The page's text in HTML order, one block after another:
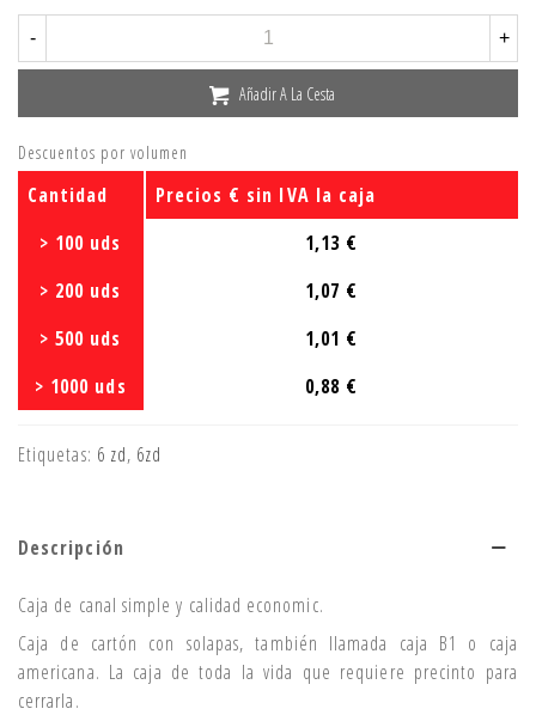
- +
Añadir A La Cesta
Descuentos por volumen
Cantidad
Precios € sin IVA la caja
> 100 uds
1,13 €
> 200 uds
1,07 €
> 500 uds
1,01 €
> 1000 uds
0,88 €
Etiquetas: 6 zd, 6zd
Descripción
Caja de canal simple y calidad economic.
Caja de cartón con solapas, también llamada caja B1 o caja
americana. La caja de toda la vida que requiere precinto para
cerrarla.